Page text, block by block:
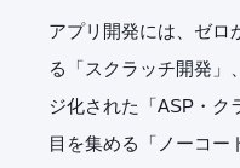
アプリ開発には、ゼロ
る「スクラッチ開発」
ジ化された「ASP・ク
目を集める「ノーコー